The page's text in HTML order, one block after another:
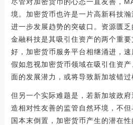
境。加密货币也许是一片高新科技
进一步发展趋势的突破口。资源匮
金融科技是其吸引住资产的两个重
好，加密货币服务平台相继涌进，速
假如忽视加密货币领域在吸引住资
面的发展潜力，或将导致新加坡错过
但另一个实际难题是，若新加坡政
造相对性友善的监管自然环境，不
国本末倒置，加密货币产生的潜在